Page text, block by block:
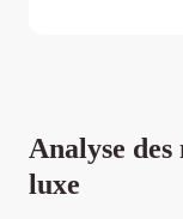
Analyse des
luxe